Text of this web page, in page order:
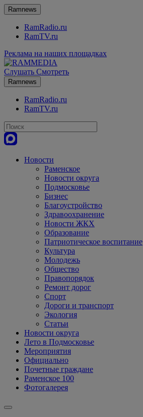
Ramnews
RamRadio.ru
RamTV.ru
Реклама на наших площадках
Слушать Смотреть
Ramnews
RamRadio.ru
RamTV.ru
Новости
Раменское
Новости округа
Подмосковье
Бизнес
Благоустройство
Здравоохранение
Новости ЖКХ
Образование
Патриотическое воспитание
Культура
Молодежь
Общество
Правопорядок
Ремонт дорог
Спорт
Дороги и транспорт
Экология
Статьи
Новости округа
Лето в Подмосковье
Мероприятия
Официально
Почетные граждане
Раменское 100
Фотогалерея